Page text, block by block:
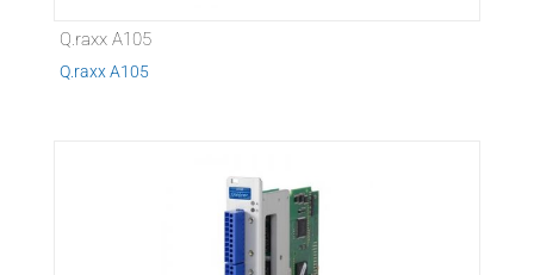
Q.raxx A105
Q.raxx A105